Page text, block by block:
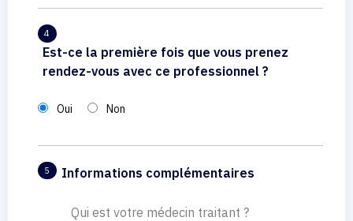
4
Est-ce la première fois que vous prenez
rendez-vous avec ce professionnel ?
Oui Non
5 Informations complémentaires
Qui est votre médecin traitant ?